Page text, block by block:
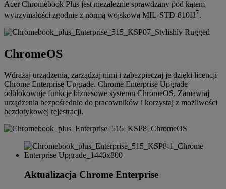
Acer Chromebook Plus jest niezależnie sprawdzany pod kątem
wytrzymałości zgodnie z normą wojskową MIL-STD-810H7.
ChromeOS
Wdrażaj urządzenia, zarządzaj nimi i zabezpieczaj je dzięki licencji
Chrome Enterprise Upgrade. Chrome Enterprise Upgrade
odblokowuje funkcje biznesowe systemu ChromeOS. Zamawiaj
urządzenia bezpośrednio do pracowników i korzystaj z możliwości
bezdotykowej rejestracji.
Aktualizacja Chrome Enterprise